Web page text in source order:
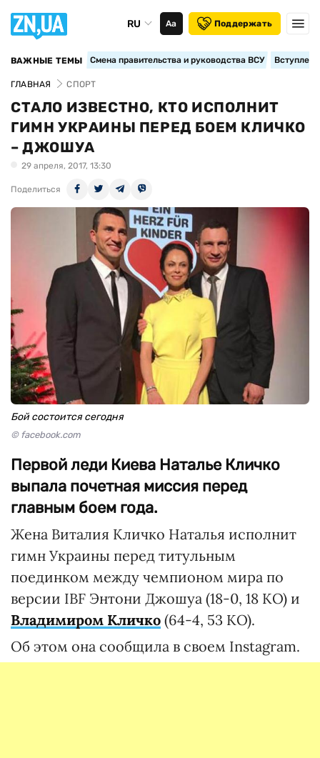
RU Аа Поддержать
ВАЖНЫЕ ТЕМЫ Смена правительства и руководства ВСУ
ГЛАВНАЯ СПОРТ
СТАЛО ИЗВЕСТНО, КТО ИСПОЛНИТ
ГИМН УКРАИНЫ ПЕРЕД БОЕМ КЛИЧКО
– ДЖОШУА
29 апреля, 2017, 13:30
Поделиться
Бой состоится сегодня
© facebook.com
Первой леди Киева Наталье Кличко
выпала почетная миссия перед
главным боем года.
Жена Виталия Кличко Наталья исполнит
гимн Украины перед титульным
поединком между чемпионом мира по
версии IBF Энтони Джошуа (18-0, 18 КО) и
Владимиром Кличко (64-4, 53 КО).
Об этом она сообщила в своем Instagram.